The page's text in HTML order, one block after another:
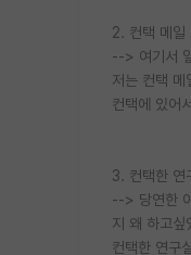
2. 컨택 메일
--> 여기서
저는 컨택 메
컨택에 있어
3. 컨택한 연
--> 당연한
지 왜 하고싶
컨택한 연구